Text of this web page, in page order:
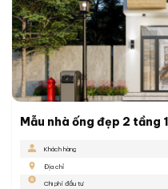
Mẫu nhà ống đẹp 2 tầng
Khách hàng
Địa chỉ
Chi phí đầu tư